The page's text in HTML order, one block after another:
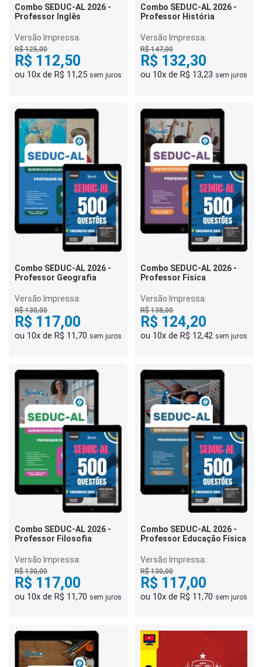
Combo SEDUC-AL 2026 -
Professor Inglês
Versão Impressa:
R$ 125,00
R$ 112,50
ou 10x de R$ 11,25 sem juros
Combo SEDUC-AL 2026 -
Professor História
Versão Impressa:
R$ 147,00
R$ 132,30
ou 10x de R$ 13,23 sem juros
Combo SEDUC-AL 2026 -
Professor Geografia
Versão Impressa:
R$ 130,00
R$ 117,00
ou 10x de R$ 11,70 sem juros
Combo SEDUC-AL 2026 -
Professor Física
Versão Impressa:
R$ 138,00
R$ 124,20
ou 10x de R$ 12,42 sem juros
Combo SEDUC-AL 2026 -
Professor Filosofia
Versão Impressa:
R$ 130,00
R$ 117,00
ou 10x de R$ 11,70 sem juros
Combo SEDUC-AL 2026 -
Professor Educação Física
Versão Impressa:
R$ 130,00
R$ 117,00
ou 10x de R$ 11,70 sem juros